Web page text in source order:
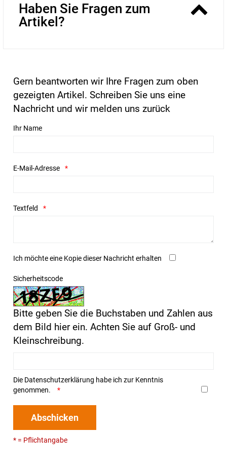
Haben Sie Fragen zum
Artikel?
Gern beantworten wir Ihre Fragen zum oben
gezeigten Artikel. Schreiben Sie uns eine
Nachricht und wir melden uns zurück
Ihr Name
E-Mail-Adresse
Textfeld
Ich möchte eine Kopie dieser Nachricht erhalten
Sicherheitscode
Bitte geben Sie die Buchstaben und Zahlen aus
dem Bild hier ein. Achten Sie auf Groß- und
Kleinschreibung.
Die Datenschutzerklärung habe ich zur Kenntnis
genommen.
Abschicken
* = Pflichtangabe